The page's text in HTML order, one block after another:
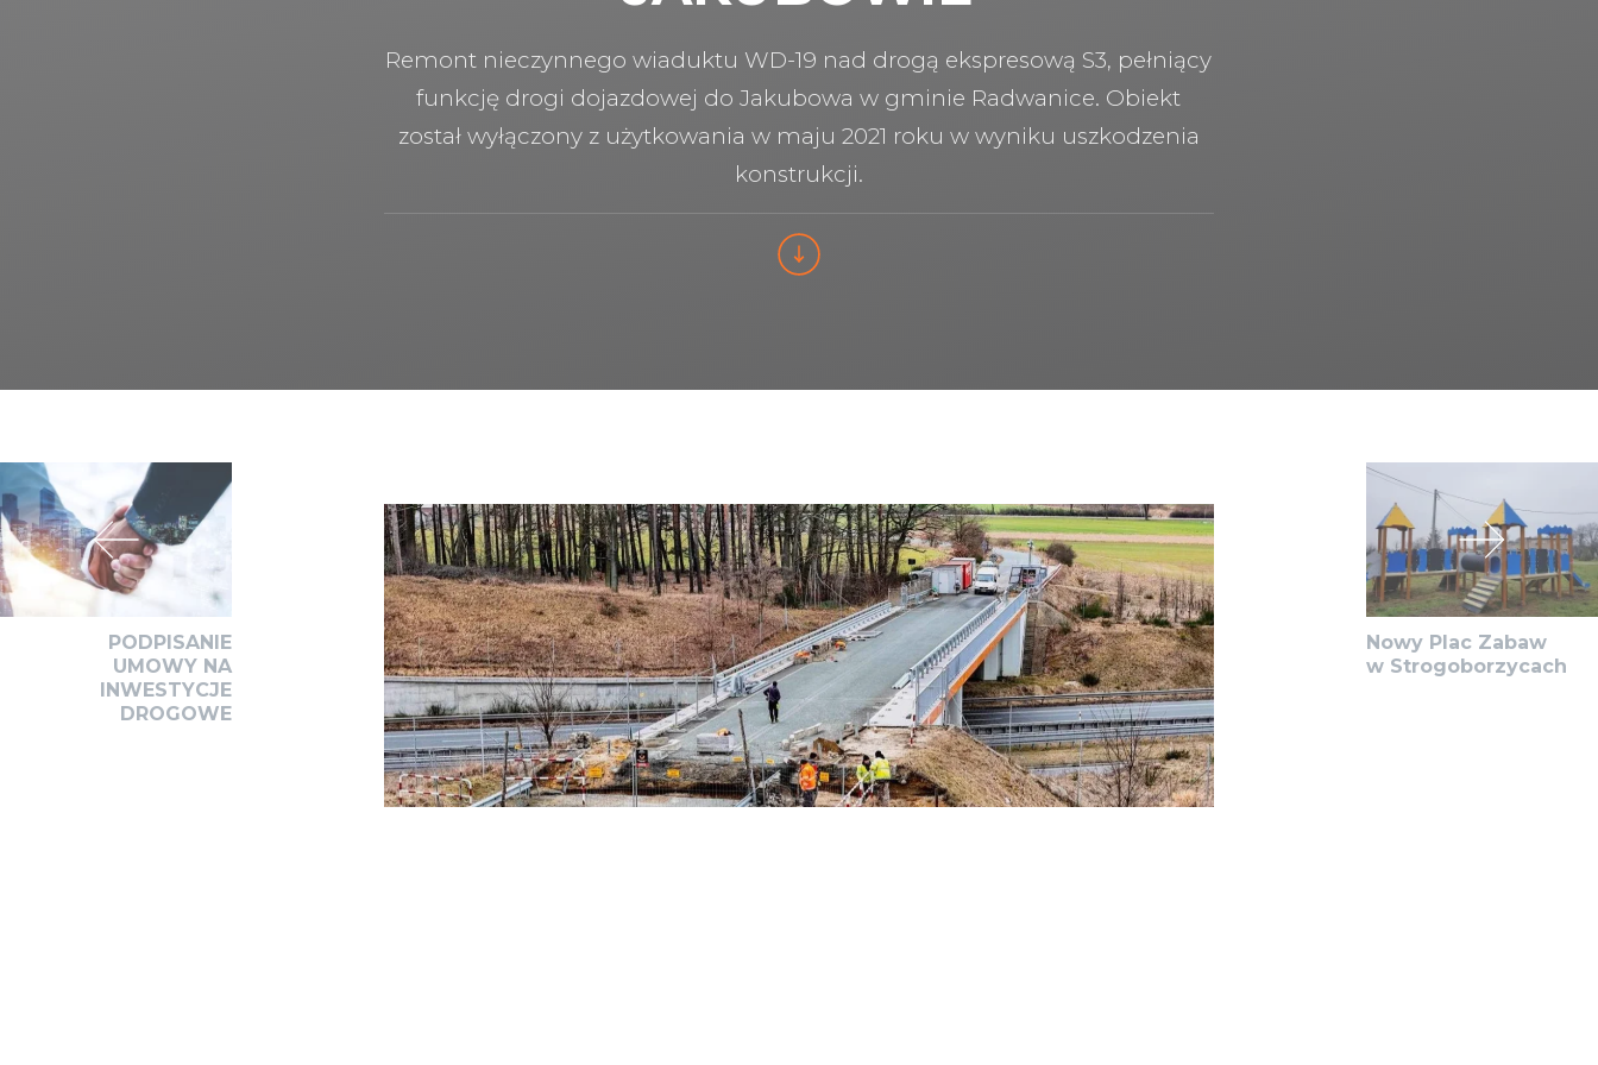
Remont nieczynnego wiaduktu WD-19 nad drogą ekspresową S3, pełniący
funkcję drogi dojazdowej do Jakubowa w gminie Radwanice. Obiekt
został wyłączony z użytkowania w maju 2021 roku w wyniku uszkodzenia
konstrukcji.
PODPISANIE
UMOWY NA
INWESTYCJE
DROGOWE
Nowy Plac Zabaw
w Strogoborzycach